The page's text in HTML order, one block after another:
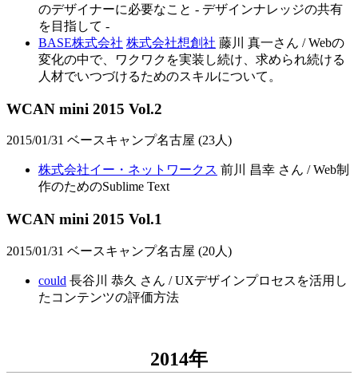
のデザイナーに必要なこと - デザインナレッジの共有
を目指して -
BASE株式会社 株式会社想創社 藤川 真一さん / Webの
変化の中で、ワクワクを実装し続け、求められ続ける
人材でいつづけるためのスキルについて。
WCAN mini 2015 Vol.2
2015/01/31 ベースキャンプ名古屋 (23人)
株式会社イー・ネットワークス 前川 昌幸 さん / Web制
作のためのSublime Text
WCAN mini 2015 Vol.1
2015/01/31 ベースキャンプ名古屋 (20人)
could 長谷川 恭久 さん / UXデザインプロセスを活用し
たコンテンツの評価方法
2014年